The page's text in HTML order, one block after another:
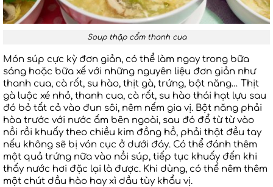
Soup thập cẩm thanh cua
Món súp cực kỳ đơn giản, có thể làm ngay trong bữa
sáng hoặc bữa xế với những nguyên liệu đơn giản như
thanh cua, cà rốt, su hào, thịt gà, trứng, bột năng… Thịt
gà luộc xé nhỏ, thanh cua, cà rốt, su hào thái hạt lựu sau
đó bỏ tất cả vào đun sôi, nêm nếm gia vị. Bột năng phải
hòa trước với nước ấm bên ngoài, sau đó đổ từ từ vào
nồi rồi khuấy theo chiều kim đồng hồ, phải thật đều tay
nếu không sẽ bị vón cục ở dưới đáy. Có thể đánh thêm
một quả trứng nữa vào nồi súp, tiếp tục khuấy đến khi
thấy nước hơi đặc lại là được. Khi dùng, có thể nêm thêm
một chút dầu hào hay xì dầu tùy khẩu vị.